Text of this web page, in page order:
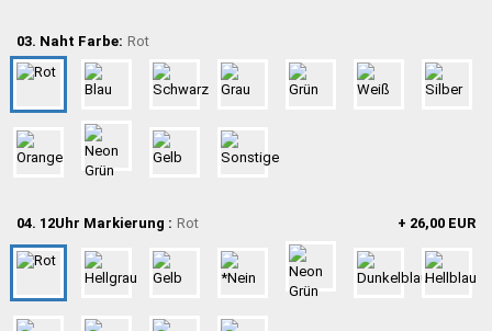
03. Naht Farbe: Rot
04. 12Uhr Markierung : Rot + 26,00 EUR